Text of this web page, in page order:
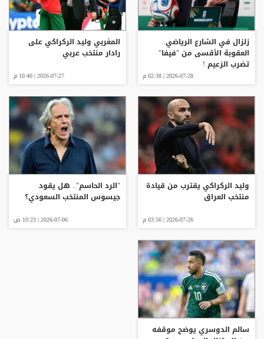
زلزال في الشارع الرياضي..
العقوبة الأقسى من "فيفا"
تضرب الزعيم !
2026-07-28 | 02:38 م
المغربي وليد الركراكي على
رادار منتخب عربي
2026-07-27 | 10:40 م
وليد الركراكي يقترب من قيادة
منتخب العراق
2026-07-26 | 03:56 م
"الرد الحاسم".. هل يقود
جيسوس المنتخب السعودي؟
2026-07-06 | 10:23 ص
سالم الدوسري يوضح موقفه